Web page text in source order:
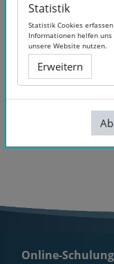
Neues Thema
Online-
Statistik
Statistik Cookies
Informationen helfen
unsere Website nutzen.
Erweitern
Statistik
Statistik Cookies
Informationen helfen
unsere Website nutzen.
Erweitern